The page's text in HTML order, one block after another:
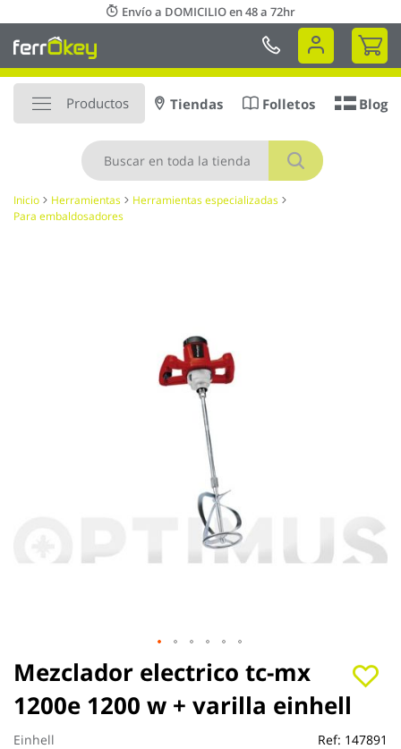
al
contenido
Envío a DOMICILIO en 48 a 72hr
Mi
Productos
Buscar
Tiendas Folletos Blog
Inicio Herramientas
Herramientas especializadas
Para embaldosadores
Mezclador electrico tc-mx
1200e 1200 w + varilla einhell
Einhell Ref: 147891
Saltar
al
comienzo
de
la